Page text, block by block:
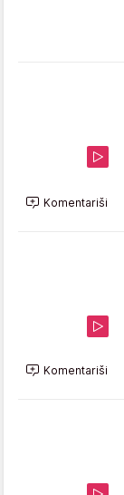
Komentariši
Komentariši